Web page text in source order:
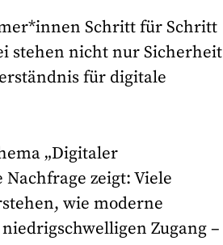
Schritt für Schritt
stehen nicht nur Sicherheit
für digitale
„Digitaler
zeigt: Viele
wie moderne
Zugang –